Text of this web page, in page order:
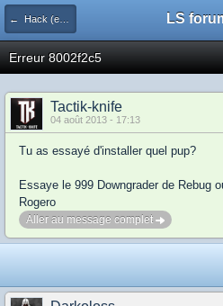
← Hack (exploits, homebrews...) LS
Erreur 8002f2c5
Tactik-knife
04 août 2013 - 17:13
Tu as essayé d'installer quel pup?
Essaye le 999 Downgrader de Rebug
Rogero
Aller au message complet